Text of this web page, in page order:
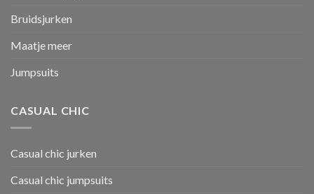
Bruidsjurken
Maatje meer
Jumpsuits
CASUAL CHIC
Casual chic jurken
Casual chic jumpsuits